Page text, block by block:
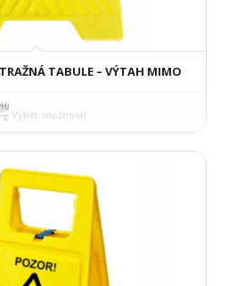
TABULE – VÝTAH MIMO
Výběr možností